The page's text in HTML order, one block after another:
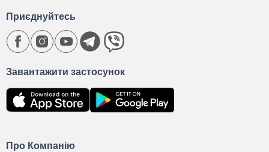
Про Компанію
Завантажити застосунок
Приєднуйтесь